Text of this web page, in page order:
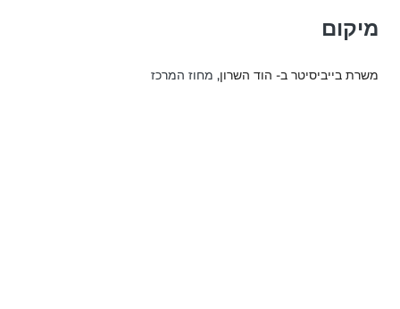
מיקום
משרת בייביסיטר ב- הוד השרון, מחוז המרכז